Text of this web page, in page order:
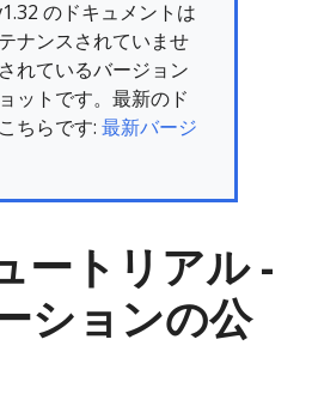
のドキュメントは
ナンスされていませ
れているバージョン
ットです。最新のド
ちらです: 最新バージ
ートリアル -
ションの公